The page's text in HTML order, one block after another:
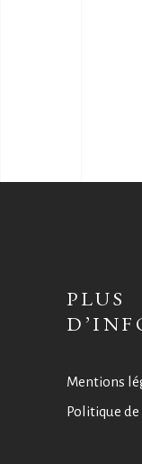
PLUS
Mentions
Politique